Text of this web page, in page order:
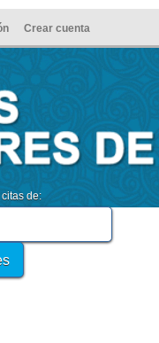
Crear cuenta
de: